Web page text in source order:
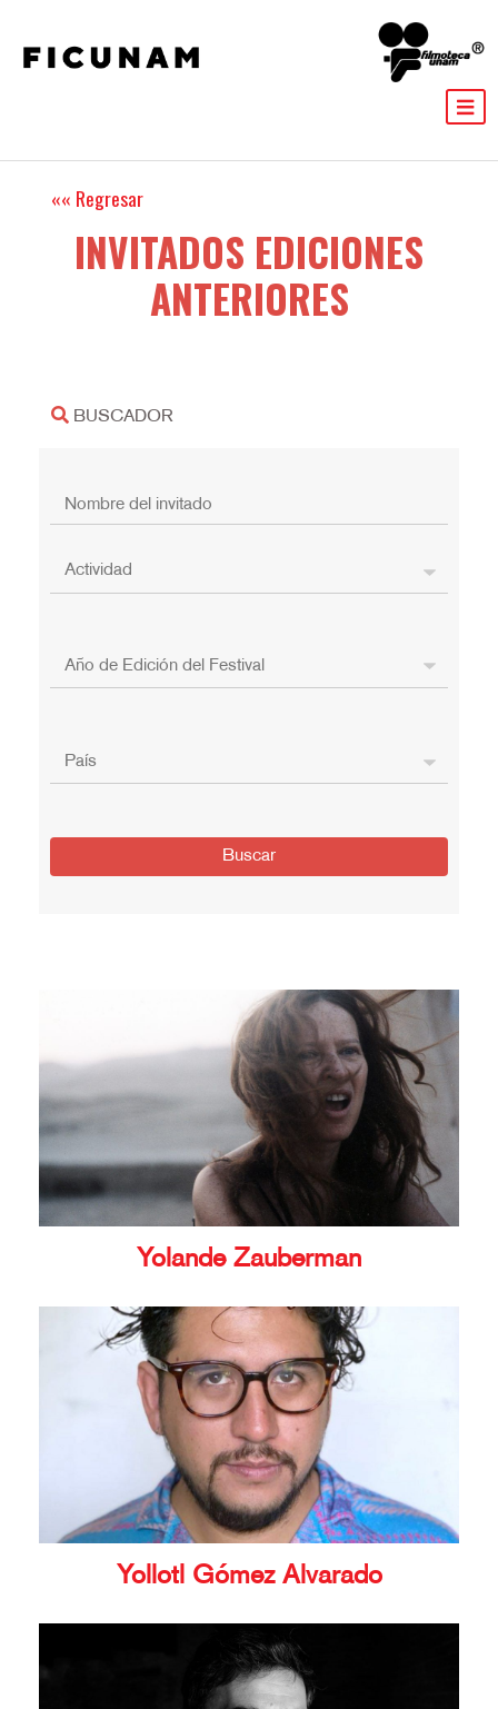
INVITADOS EDICIONES
ANTERIORES
Yolande Zauberman
Yollotl Gómez Alvarado
BUSCADOR